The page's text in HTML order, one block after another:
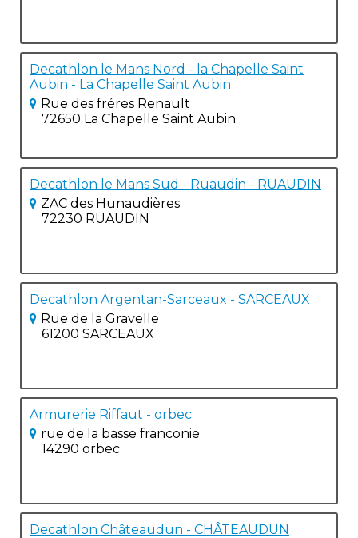
Decathlon le Mans Nord - la Chapelle Saint
Aubin - La Chapelle Saint Aubin
Rue des fréres Renault
72650 La Chapelle Saint Aubin
Decathlon le Mans Sud - Ruaudin - RUAUDIN
ZAC des Hunaudières
72230 RUAUDIN
Decathlon Argentan-Sarceaux - SARCEAUX
Rue de la Gravelle
61200 SARCEAUX
Armurerie Riffaut - orbec
rue de la basse franconie
14290 orbec
Decathlon Châteaudun - CHÂTEAUDUN